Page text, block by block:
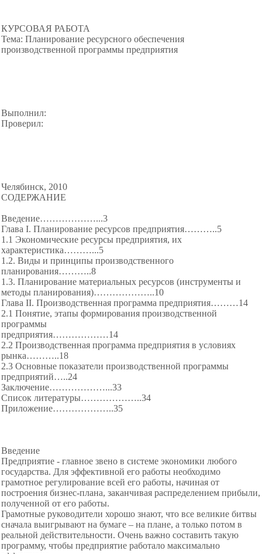
КУРСОВАЯ РАБОТА
Тема: Планирование ресурсного обеспечения
производственной программы предприятия
Выполнил:
Проверил:
Челябинск, 2010
СОДЕРЖАНИЕ
Введение………………...3
Глава I. Планирование ресурсов предприятия………..5
1.1 Экономические ресурсы предприятия, их
характеристика………...5
1.2. Виды и принципы производственного
планирования………..8
1.3. Планирование материальных ресурсов (инструменты и
методы планирования)………………..10
Глава II. Производственная программа предприятия………14
2.1 Понятие, этапы формирования производственной
программы
предприятия………………14
2.2 Производственная программа предприятия в условиях
рынка………..18
2.3 Основные показатели производственной программы
предприятий…..24
Заключение………………...33
Список литературы………………..34
Приложение………………..35
Введение
Предприятие - главное звено в системе экономики любого
государства. Для эффективной его работы необходимо
грамотное регулирование всей его работы, начиная от
построения бизнес-плана, заканчивая распределением прибыли,
полученной от его работы.
Грамотные руководители хорошо знают, что все великие битвы
сначала выигрывают на бумаге – на плане, а только потом в
реальной действительности. Очень важно составить такую
программу, чтобы предприятие работало максимально